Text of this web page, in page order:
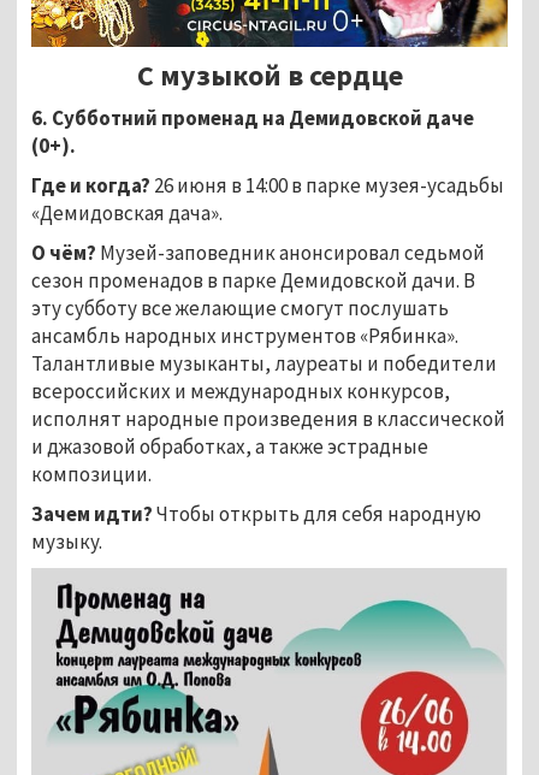
С музыкой в сердце
6. Субботний променад на Демидовской даче
(0+).
Где и когда? 26 июня в 14:00 в парке музея-усадьбы
«Демидовская дача».
О чём? Музей-заповедник анонсировал седьмой
сезон променадов в парке Демидовской дачи. В
эту субботу все желающие смогут послушать
ансамбль народных инструментов «Рябинка».
Талантливые музыканты, лауреаты и победители
всероссийских и международных конкурсов,
исполнят народные произведения в классической
и джазовой обработках, а также эстрадные
композиции.
Зачем идти?Чтобы открыть для себя народную
музыку.